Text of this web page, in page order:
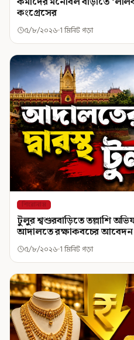
কংগ্রেসের
৫/৮/২০২৬ 1 মিনিট পড়া
শিরোনাম
টুলুর শ্বশুরবাড়িতে তল্লাশি
আদালতে রক্ষাকবচের আবেদন
৫/৮/২০২৬ 1 মিনিট পড়া